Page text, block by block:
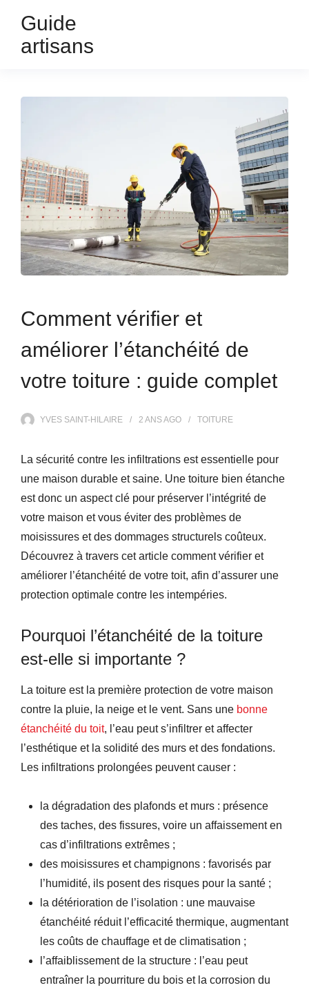
Guide
artisans
Comment vérifier et
améliorer l’étanchéité de
votre toiture : guide complet
YVES SAINT-HILAIRE 2 ANSAGO TOITURE
La sécurité contre les infiltrations est essentielle pour
une maison durable et saine. Une toiture bien étanche
est donc un aspect clé pour préserver l’intégrité de
votre maison et vous éviter des problèmes de
moisissures et des dommages structurels coûteux.
Découvrez à travers cet article comment vérifier et
améliorer l’étanchéité de votre toit, afin d’assurer une
protection optimale contre les intempéries.
Pourquoi l’étanchéité de la toiture
est-elle si importante ?
La toiture est la première protection de votre maison
contre la pluie, la neige et le vent. Sans une bonne
étanchéité du toit, l’eau peut s’infiltrer et affecter
l’esthétique et la solidité des murs et des fondations.
Les infiltrations prolongées peuvent causer :
la dégradation des plafonds et murs : présence
des taches, des fissures, voire un affaissement en
cas d’infiltrations extrêmes ;
des moisissures et champignons : favorisés par
l’humidité, ils posent des risques pour la santé ;
la détérioration de l’isolation : une mauvaise
étanchéité réduit l’efficacité thermique, augmentant
les coûts de chauffage et de climatisation ;
l’affaiblissement de la structure : l’eau peut
entraîner la pourriture du bois et la corrosion du